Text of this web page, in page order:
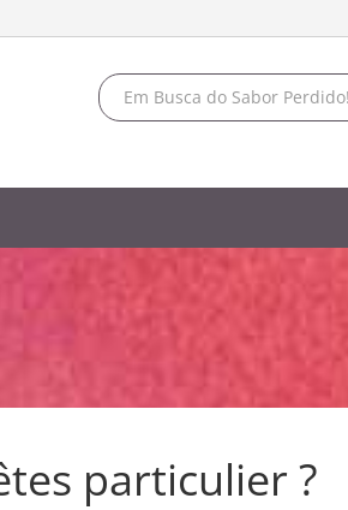
particulier ?